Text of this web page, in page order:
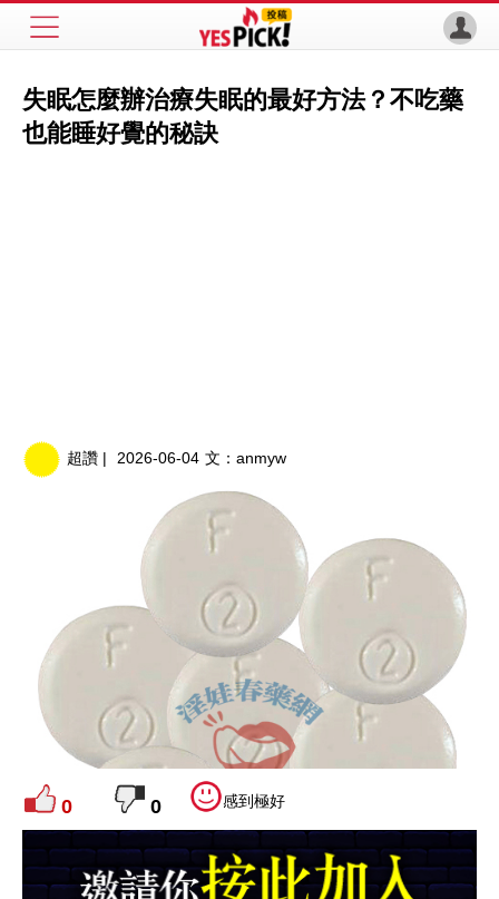
失眠怎麼辦治療失眠的最好方法？不吃藥
也能睡好覺的秘訣
超讚 | 2026-06-04 文： anmyw
0 0 感到極好